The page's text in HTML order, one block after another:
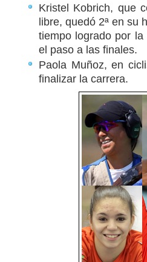
Kristel Kobrich, que
libre, quedó 2ª en su
tiempo logrado por
el paso a las finales.
Paola Muñoz, en
finalizar la carrera.